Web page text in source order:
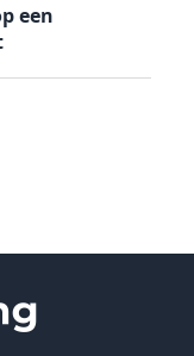
een